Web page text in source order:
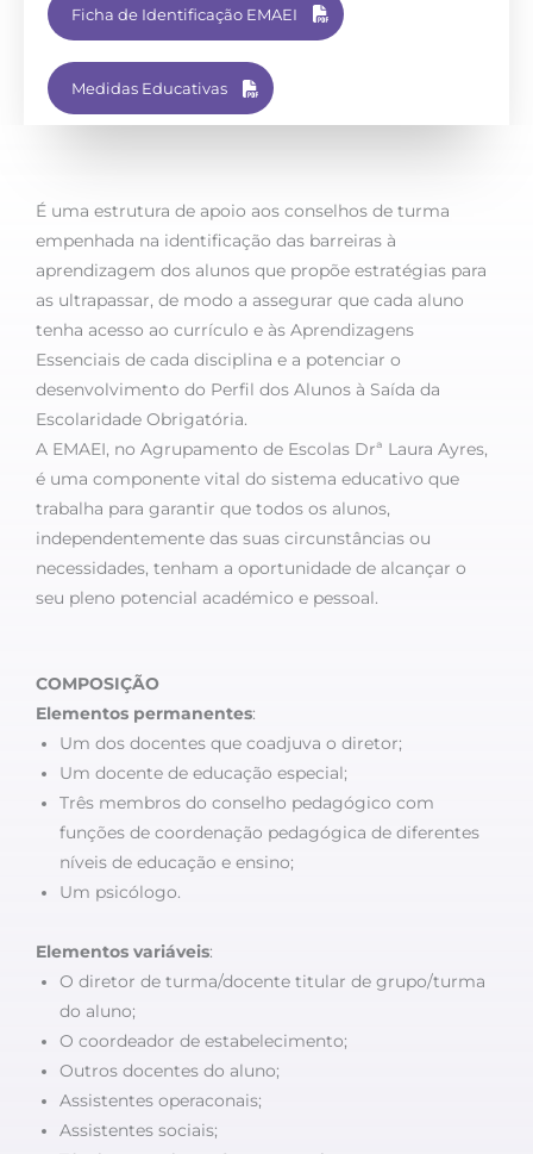
Ficha de Identificação EMAEI
Medidas Educativas
É uma estrutura de apoio aos conselhos de turma
empenhada na identificação das barreiras à
aprendizagem dos alunos que propõe estratégias para
as ultrapassar, de modo a assegurar que cada aluno
tenha acesso ao currículo e às Aprendizagens
Essenciais de cada disciplina e a potenciar o
desenvolvimento do Perfil dos Alunos à Saída da
Escolaridade Obrigatória.
A EMAEI, no Agrupamento de Escolas Drª Laura Ayres,
é uma componente vital do sistema educativo que
trabalha para garantir que todos os alunos,
independentemente das suas circunstâncias ou
necessidades, tenham a oportunidade de alcançar o
seu pleno potencial académico e pessoal.
COMPOSIÇÃO
Elementos permanentes:
Um dos docentes que coadjuva o diretor;
Um docente de educação especial;
Três membros do conselho pedagógico com
funções de coordenação pedagógica de diferentes
níveis de educação e ensino;
Um psicólogo.
Elementos variáveis:
O diretor de turma/docente titular de grupo/turma
do aluno;
O coordeador de estabelecimento;
Outros docentes do aluno;
Assistentes operaconais;
Assistentes sociais;